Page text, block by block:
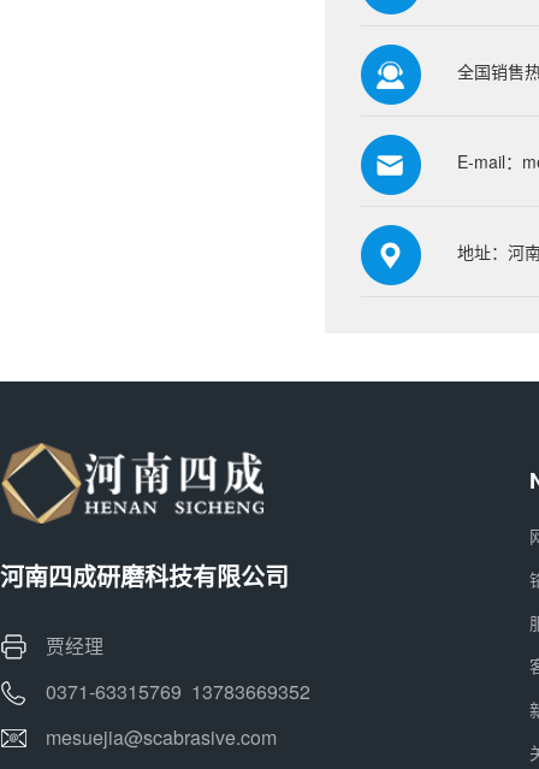
全国销售
E-mail：
地址：河
河南四成研磨科技有限公司
贾经理
0371-63315769 13783669352
mesuejia@scabrasive.com